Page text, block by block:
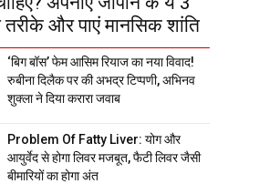
तरीके और पाएं मानसिक शांति
‘बिग बॉस’ फेम आसिम रियाज का नया विवाद!
रुबीना दिलैक पर की अभद्र टिप्पणी, अभिनव
शुक्ला ने दिया करारा जवाब
Problem Of Fatty Liver: योग और
आयुर्वेद से होगा लिवर मजबूत, फैटी लिवर जैसी
बीमारियों का होगा अंत